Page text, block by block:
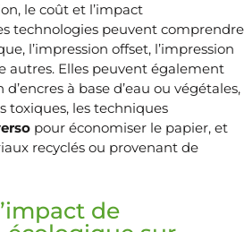
le coût et l’impact
technologies peuvent comprendre
l’impression offset, l’impression
autres. Elles peuvent également
à base d’eau ou végétales,
toxiques, les techniques
pour économiser le papier, et
recyclés ou provenant de
de